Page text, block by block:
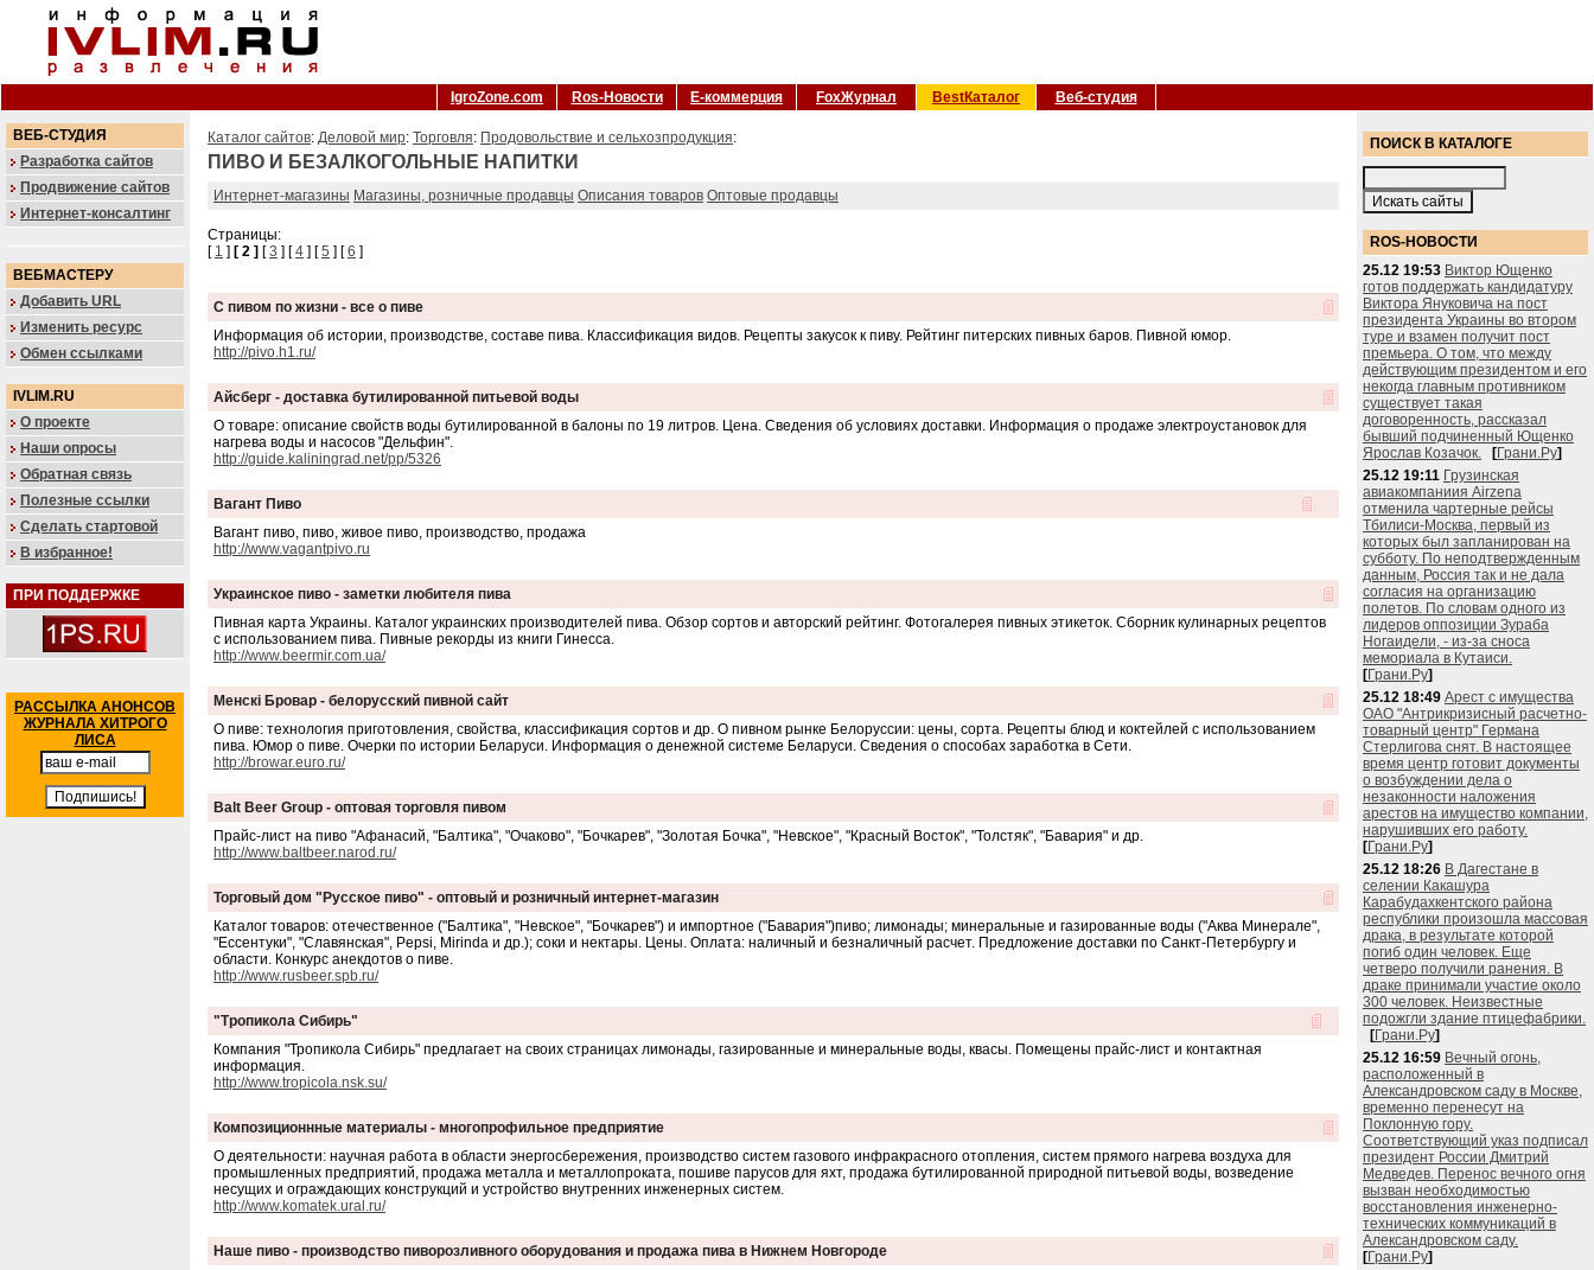
IgroZone.com Ros-Новости Е-коммерция FoxЖурнал BestКаталог Веб-студия
ВЕБ-СТУДИЯ
Разработка сайтов
Продвижение сайтов
Интернет-консалтинг
ВЕБМАСТЕРУ
Добавить URL
Изменить ресурс
Обмен ссылками
IVLIM.RU
О проекте
Наши опросы
Обратная связь
Полезные ссылки
Сделать стартовой
В избранное!
ПРИ ПОДДЕРЖКЕ
РАССЫЛКА АНОНСОВ
ЖУРНАЛА ХИТРОГО
ЛИСА
Каталог сайтов: Деловой мир: Торговля: Продовольствие и сельхозпродукция:
ПИВО И БЕЗАЛКОГОЛЬНЫЕ НАПИТКИ
Интернет-магазины Магазины, розничные продавцы Описания товаров Оптовые продавцы
Страницы:
[ 1 ] [ 2 ] [3 ] [4 ] [5 ] [6 ]
С пивом по жизни - все о пиве
Информация об истории, производстве, составе пива. Классификация видов. Рецепты закусок к пиву. Рейтинг питерских пивных баров. Пивной юмор.
http://pivo.h1.ru/
Айсберг - доставка бутилированной питьевой воды
О товаре: описание свойств воды бутилированной в балоны по 19 литров. Цена. Сведения об условиях доставки. Информация о продаже электроустановок для
нагрева воды и насосов "Дельфин".
http://guide.kaliningrad.net/pp/5326
Вагант Пиво
Вагант пиво, пиво, живое пиво, производство, продажа
http://www.vagantpivo.ru
Украинское пиво - заметки любителя пива
Пивная карта Украины. Каталог украинских производителей пива. Обзор сортов и авторский рейтинг. Фотогалерея пивных этикеток. Сборник кулинарных рецептов
с использованием пива. Пивные рекорды из книги Гинесса.
http://www.beermir.com.ua/
Менскi Бровар - белорусский пивной сайт
О пиве: технология приготовления, свойства, классификация сортов и др. О пивном рынке Белоруссии: цены, сорта. Рецепты блюд и коктейлей с использованием
пива. Юмор о пиве. Очерки по истории Беларуси. Информация о денежной системе Беларуси. Сведения о способах заработка в Сети.
http://browar.euro.ru/
Balt Beer Group - оптовая торговля пивом
Прайс-лист на пиво "Афанасий, "Балтика", "Очаково", "Бочкарев", "Золотая Бочка", "Невское", "Красный Восток", "Толстяк", "Бавария" и др.
http://www.baltbeer.narod.ru/
Торговый дом "Русское пиво" - оптовый и розничный интернет-магазин
Каталог товаров: отечественное ("Балтика", "Невское", "Бочкарев") и импортное ("Бавария")пиво; лимонады; минеральные и газированные воды ("Аква Минерале",
"Ессентуки", "Славянская", Pepsi, Mirinda и др.); соки и нектары. Цены. Оплата: наличный и безналичный расчет. Предложение доставки по Санкт-Петербургу и
области. Конкурс анекдотов о пиве.
http://www.rusbeer.spb.ru/
"Тропикола Сибирь"
Компания "Тропикола Сибирь" предлагает на своих страницах лимонады, газированные и минеральные воды, квасы. Помещены прайс-лист и контактная
информация.
http://www.tropicola.nsk.su/
Композиционнные материалы - многопрофильное предприятие
О деятельности: научная работа в области энергосбережения, производство систем газового инфракрасного отопления, систем прямого нагрева воздуха для
промышленных предприятий, продажа металла и металлопроката, пошиве парусов для яхт, продажа бутилированной природной питьевой воды, возведение
несущих и ограждающих конструкций и устройство внутренних инженерных систем.
http://www.komatek.ural.ru/
Наше пиво - производство пиворозливного оборудования и продажа пива в Нижнем Новгороде
ПОИСК В КАТАЛОГЕ
ROS-НОВОСТИ
25.12 19:53 Виктор Ющенко
готов поддержать кандидатуру
Виктора Януковича на пост
президента Украины во втором
туре и взамен получит пост
премьера. О том, что между
действующим президентом и его
некогда главным противником
существует такая
договоренность, рассказал
бывший подчиненный Ющенко
Ярослав Козачок.
[Грани.Ру]
25.12 19:11 Грузинская
авиакомпаниия Airzena
отменила чартерные рейсы
Тбилиси-Москва, первый из
которых был запланирован на
субботу. По неподтвержденным
данным, Россия так и не дала
согласия на организацию
полетов. По словам одного из
лидеров оппозиции Зураба
Ногаидели, - из-за сноса
мемориала в Кутаиси.
[Грани.Ру]
25.12 18:49 Арест с имущества
ОАО "Антрикризисный расчетно-
товарный центр" Германа
Стерлигова снят. В настоящее
время центр готовит документы
о возбуждении дела о
незаконности наложения
арестов на имущество компании,
нарушивших его работу.
[Грани.Ру]
25.12 18:26 В Дагестане в
селении Какашура
Карабудахкентского района
республики произошла массовая
драка, в результате которой
погиб один человек. Еще
четверо получили ранения. В
драке принимали участие около
300 человек. Неизвестные
подожгли здание птицефабрики.
[Грани.Ру]
25.12 16:59 Вечный огонь,
расположенный в
Александровском саду в Москве,
временно перенесут на
Поклонную гору.
Соответствующий указ подписал
президент России Дмитрий
Медведев. Перенос вечного огня
вызван необходимостью
восстановления инженерно-
технических коммуникаций в
Александровском саду.
[Грани.Ру]